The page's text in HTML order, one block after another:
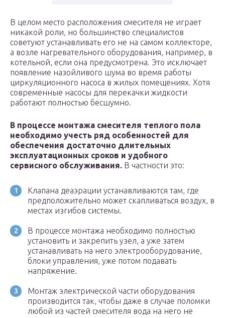
В целом место расположения смесителя не играет
никакой роли, но большинство специалистов
советуют устанавливать его не на самом коллекторе,
а возле нагревательного оборудования, например, в
котельной, если она предусмотрена. Это исключает
появление назойливого шума во время работы
циркуляционного насоса в жилых помещениях. Хотя
современные насосы для перекачки жидкости
работают полностью бесшумно.
В процессе монтажа смесителя теплого пола
необходимо учесть ряд особенностей для
обеспечения достаточно длительных
эксплуатационных сроков и удобного
сервисного обслуживания. В частности это:
Клапана деаэрации устанавливаются там, где
предположительно может скапливаться воздух, в
местах изгибов системы.
В процессе монтажа необходимо полностью
установить и закрепить узел, а уже затем
устанавливать на него электрооборудование,
блоки управления, уже потом подавать
напряжение.
Монтаж электрической части оборудования
производится так, чтобы даже в случае поломки
любой из частей смесителя вода на него не